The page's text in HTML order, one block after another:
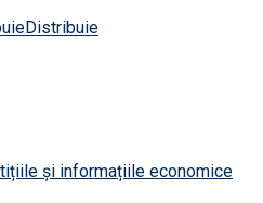
Distribuie